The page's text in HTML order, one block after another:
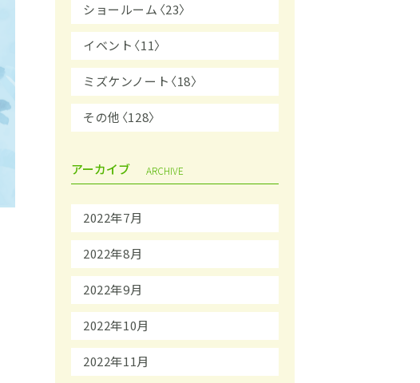
ショールーム〈23〉
イベント〈11〉
ミズケンノート〈18〉
その他〈128〉
アーカイブ ARCHIVE
2022年7月
2022年8月
2022年9月
2022年10月
2022年11月